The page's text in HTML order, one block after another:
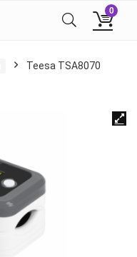
0
Teesa TSA8070